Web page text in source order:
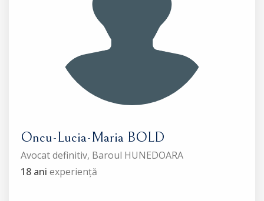
Oncu-Lucia-Maria BOLD
Avocat definitiv, Baroul HUNEDOARA
18 ani experiență